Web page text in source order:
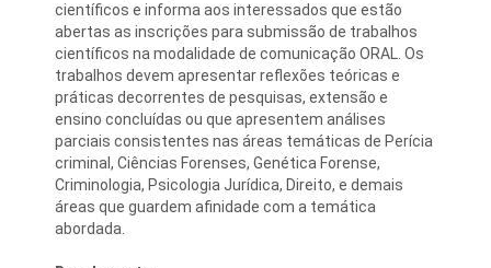
científicos e informa aos interessados que estão
abertas as inscrições para submissão de trabalhos
científicos na modalidade de comunicação ORAL. Os
trabalhos devem apresentar reflexões teóricas e
práticas decorrentes de pesquisas, extensão e
ensino concluídas ou que apresentem análises
parciais consistentes nas áreas temáticas de Perícia
criminal, Ciências Forenses, Genética Forense,
Criminologia, Psicologia Jurídica, Direito, e demais
áreas que guardem afinidade com a temática
abordada.